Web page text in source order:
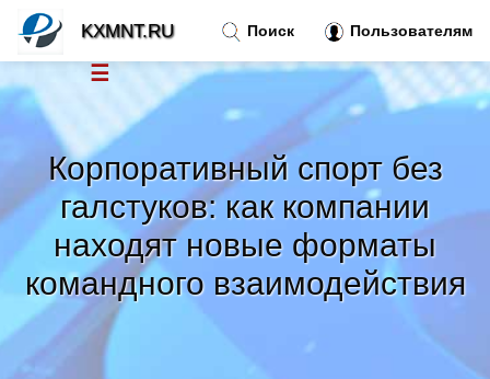
Корпоративный спорт без
галстуков: как компании
находят новые форматы
командного взаимодействия
Поиск Пользователям
KXMNT.RU
☰
Тренды новостей»
Рубрики»
Правила »